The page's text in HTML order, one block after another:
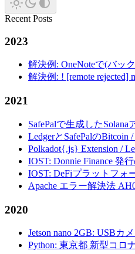
Recent Posts
2023
解決例: OneNoteで(バッ
解決例: ! [remote rejected]
2021
SafePalで生成した
LedgerとSafePalの
Polkadot{.js} Extension /
IOST: Donnie Finance 発
IOST: DeFiプラットフォ
Apache エラー解決法
2020
Jetson nano 2GB: USBカ
Python: 東京都 新型コロ